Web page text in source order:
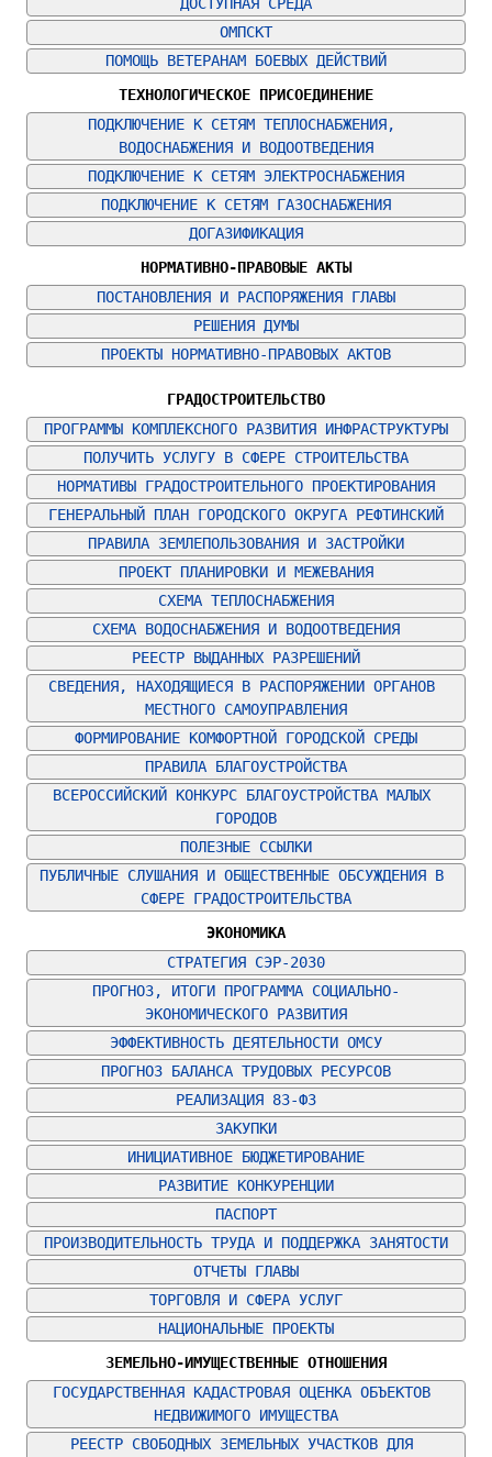
ОМПСКТ
ПОМОЩЬ ВЕТЕРАНАМ БОЕВЫХ ДЕЙСТВИЙ
ТЕХНОЛОГИЧЕСКОЕ ПРИСОЕДИНЕНИЕ
ПОДКЛЮЧЕНИЕ К СЕТЯМ ТЕПЛОСНАБЖЕНИЯ,
ВОДОСНАБЖЕНИЯ И ВОДООТВЕДЕНИЯ
ПОДКЛЮЧЕНИЕ К СЕТЯМ ЭЛЕКТРОСНАБЖЕНИЯ
ПОДКЛЮЧЕНИЕ К СЕТЯМ ГАЗОСНАБЖЕНИЯ
ДОГАЗИФИКАЦИЯ
НОРМАТИВНО-ПРАВОВЫЕ АКТЫ
ПОСТАНОВЛЕНИЯ И РАСПОРЯЖЕНИЯ ГЛАВЫ
РЕШЕНИЯ ДУМЫ
ПРОЕКТЫ НОРМАТИВНО-ПРАВОВЫХ АКТОВ
ГРАДОСТРОИТЕЛЬСТВО
ПРОГРАММЫ КОМПЛЕКСНОГО РАЗВИТИЯ ИНФРАСТРУКТУРЫ
ПОЛУЧИТЬ УСЛУГУ В СФЕРЕ СТРОИТЕЛЬСТВА
НОРМАТИВЫ ГРАДОСТРОИТЕЛЬНОГО ПРОЕКТИРОВАНИЯ
ГЕНЕРАЛЬНЫЙ ПЛАН ГОРОДСКОГО ОКРУГА РЕФТИНСКИЙ
ПРАВИЛА ЗЕМЛЕПОЛЬЗОВАНИЯ И ЗАСТРОЙКИ
ПРОЕКТ ПЛАНИРОВКИ И МЕЖЕВАНИЯ
СХЕМА ТЕПЛОСНАБЖЕНИЯ
СХЕМА ВОДОСНАБЖЕНИЯ И ВОДООТВЕДЕНИЯ
РЕЕСТР ВЫДАННЫХ РАЗРЕШЕНИЙ
СВЕДЕНИЯ, НАХОДЯЩИЕСЯ В РАСПОРЯЖЕНИИ ОРГАНОВ
МЕСТНОГО САМОУПРАВЛЕНИЯ
ФОРМИРОВАНИЕ КОМФОРТНОЙ ГОРОДСКОЙ СРЕДЫ
ПРАВИЛА БЛАГОУСТРОЙСТВА
ВСЕРОССИЙСКИЙ КОНКУРС БЛАГОУСТРОЙСТВА МАЛЫХ
ГОРОДОВ
ПОЛЕЗНЫЕ ССЫЛКИ
ПУБЛИЧНЫЕ СЛУШАНИЯ И ОБЩЕСТВЕННЫЕ ОБСУЖДЕНИЯ В
СФЕРЕ ГРАДОСТРОИТЕЛЬСТВА
ЭКОНОМИКА
СТРАТЕГИЯ СЭР-2030
ПРОГНОЗ, ИТОГИ ПРОГРАММА СОЦИАЛЬНО-
ЭКОНОМИЧЕСКОГО РАЗВИТИЯ
ЭФФЕКТИВНОСТЬ ДЕЯТЕЛЬНОСТИ ОМСУ
ПРОГНОЗ БАЛАНСА ТРУДОВЫХ РЕСУРСОВ
РЕАЛИЗАЦИЯ 83-ФЗ
ЗАКУПКИ
ИНИЦИАТИВНОЕ БЮДЖЕТИРОВАНИЕ
РАЗВИТИЕ КОНКУРЕНЦИИ
ПАСПОРТ
ПРОИЗВОДИТЕЛЬНОСТЬ ТРУДА И ПОДДЕРЖКА ЗАНЯТОСТИ
ОТЧЕТЫ ГЛАВЫ
ТОРГОВЛЯ И СФЕРА УСЛУГ
НАЦИОНАЛЬНЫЕ ПРОЕКТЫ
ЗЕМЕЛЬНО-ИМУЩЕСТВЕННЫЕ ОТНОШЕНИЯ
ГОСУДАРСТВЕННАЯ КАДАСТРОВАЯ ОЦЕНКА ОБЪЕКТОВ
НЕДВИЖИМОГО ИМУЩЕСТВА
РЕЕСТР СВОБОДНЫХ ЗЕМЕЛЬНЫХ УЧАСТКОВ ДЛЯ